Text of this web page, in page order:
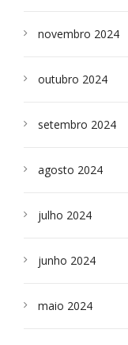
novembro 2024
outubro 2024
setembro 2024
agosto 2024
julho 2024
junho 2024
maio 2024